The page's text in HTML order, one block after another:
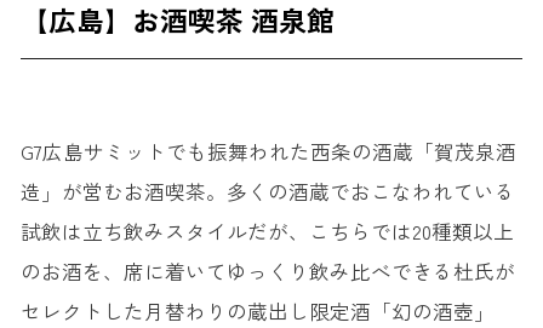
【広島】お酒喫茶 酒泉館
G7広島サミットでも振舞われた西条の酒蔵「賀茂泉酒
造」が営むお酒喫茶。多くの酒蔵でおこなわれている
試飲は立ち飲みスタイルだが、こちらでは20種類以上
のお酒を、席に着いてゆっくり飲み比べできる杜氏が
セレクトした月替わりの蔵出し限定酒「幻の酒壺」